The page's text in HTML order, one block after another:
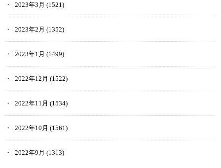
2023年3月 (1521)
2023年2月 (1352)
2023年1月 (1499)
2022年12月 (1522)
2022年11月 (1534)
2022年10月 (1561)
2022年9月 (1313)